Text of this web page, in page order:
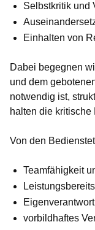
Selbstkritik und
Einhalten von
Dabei begegnen
und dem
notwendig ist,
halten die kritische
Von den
Teamfähigkeit
vorbildhaftes